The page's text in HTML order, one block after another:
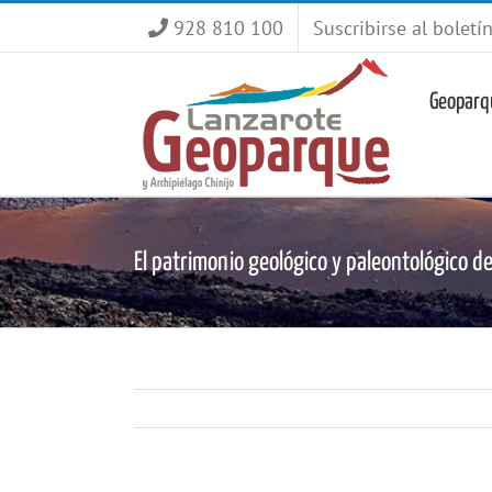
928 810 100 Suscribirse al boletín
El patrimonio geológico y paleontológico